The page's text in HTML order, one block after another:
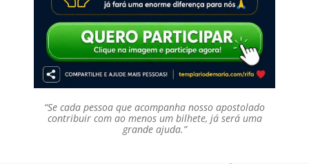
“Se cada pessoa que acompanha nosso apostolado
contribuir com ao menos um bilhete, já será uma
grande ajuda.”